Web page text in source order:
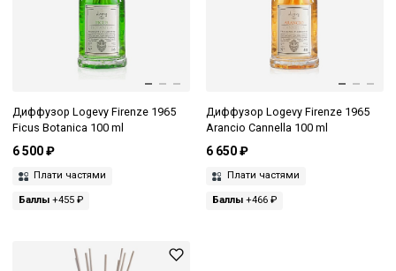
Диффузор Logevy Firenze 1965
Ficus Botanica 100 ml
6 500 ₽
Плати частями
Баллы +455 ₽
Диффузор Logevy Firenze 1965
Arancio Cannella 100 ml
6 650 ₽
Плати частями
Баллы+466 ₽